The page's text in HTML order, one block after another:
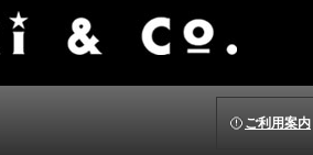
ご利用案内